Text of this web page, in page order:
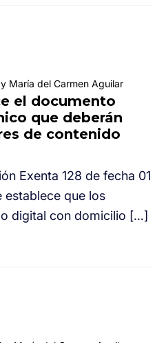
María del Carmen Aguilar
el documento
que deberán
de contenido
Exenta 128 de fecha 01
que los
digital con domicilio […]